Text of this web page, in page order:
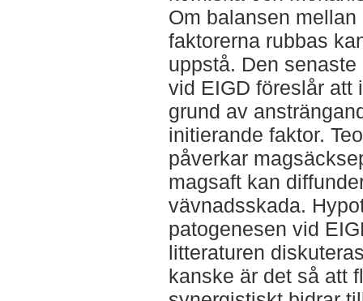
Om balansen
faktorerna rubbas
uppstå. Den
vid EIGD föreslår att
grund av
initierande faktor.
påverkar
magsaft kan
vävnadsskada.
patogenesen vid
litteraturen
kanske är det så att